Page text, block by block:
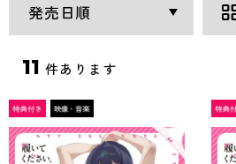
11 件あります